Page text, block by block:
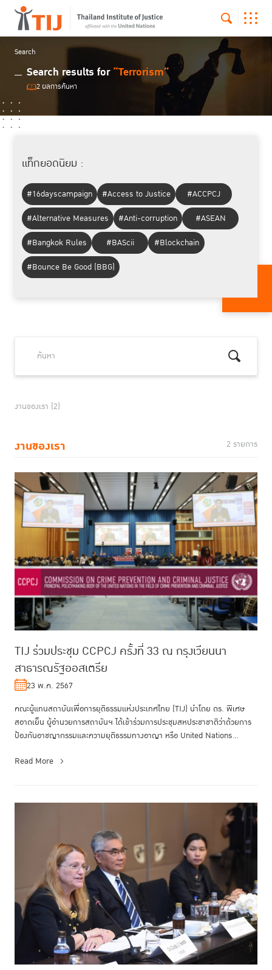
Search
Search results for“Terrorism”
2 ผลการค้นหา
แท็กยอดนิยม :
#16dayscampaign #Access to Justice
#ACCPCJ
#Alternative Measures
#Anti-corruption
#ASEAN
#Bangkok Rules
#BAScii
#Blockchain
#Bounce Be Good (BBG)
งานของเรา (2)
งานของเรา 2 รายการ
TIJ ร่วมประชุม CCPCJ ครั้งที่ 33 ณ กรุงเวียนนา
สาธารณรัฐออสเตรีย
23 พ.ค. 2567
คณะผู้แทนสถาบันเพื่อการยุติธรรมแห่งประเทศไทย (TIJ) นำโดย ดร. พิเศษ
สอาดเย็น ผู้อำนวยการสถาบันฯ ได้เข้าร่วมการประชุมสหประชาชาติว่าด้วยการ
ป้องกันอาชญากรรมและความยุติธรรมทางอาญา หรือ United Nations
Read More